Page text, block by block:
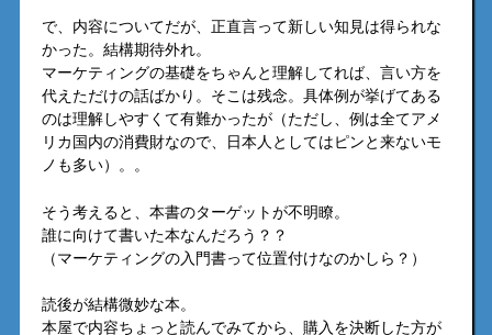
で、内容についてだが、正直言って新しい知見は得られな
かった。結構期待外れ。
マーケティングの基礎をちゃんと理解してれば、言い方を
代えただけの話ばかり。そこは残念。具体例が挙げてある
のは理解しやすくて有難かったが（ただし、例は全てアメ
リカ国内の消費財なので、日本人としてはピンと来ないモ
ノも多い）。。
そう考えると、本書のターゲットが不明瞭。
誰に向けて書いた本なんだろう？？
（マーケティングの入門書って位置付けなのかしら？）
読後が結構微妙な本。
本屋で内容ちょっと読んでみてから、購入を決断した方が